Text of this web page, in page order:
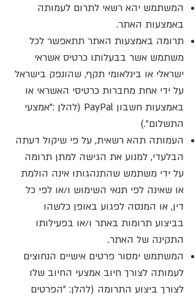
המשתמש יהא רשאי לתרום לעמותה
באמצעות האתר.
תרומה באמצעות האתר תתאפשר לכל
משתמש אשר בבעלותו כרטיס אשראי
ישראלי או בינלאומי תקף, שהונפק בישראל
על ידי אחת מחברות כרטיסי האשראי או
באמצעות חשבון PayPal (להלן :"אמצעי
התשלום".)
העמותה תהא רשאית, על פי שיקול דעתה
הבלעדי, למנוע את הגישה למתן תרומה
על ידי משתמש שהתנהגותו אינה הולמת
או שאינה לפי תנאי השימוש ו/או לפי כל
דין, או המנסה לפגוע באופן כלשהו
בביצוע תרומות באתר ו/או בפעילותו
התקינה של האתר.
המשתמש ימסור פרטים אישיים הנחוצים
לעמותה לצורך חיוב אמצעי החיוב שלו
לצורך ביצוע התרומה (להלן: "הפרטים